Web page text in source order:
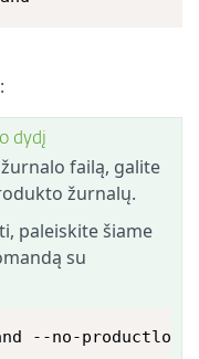
dydį
failą, galite
žurnalų.
paleiskite šiame
su
--no-productlogs